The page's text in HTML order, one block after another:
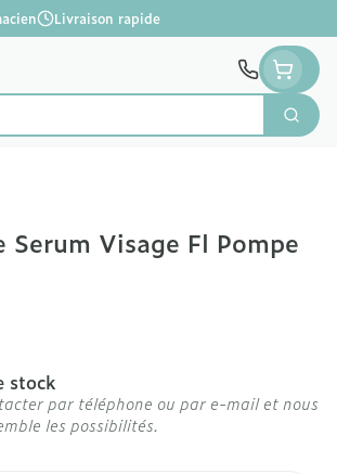
Livraison rapide
Serum Visage Fl Pompe
stock
par téléphone ou par e-mail et nous
les possibilités.